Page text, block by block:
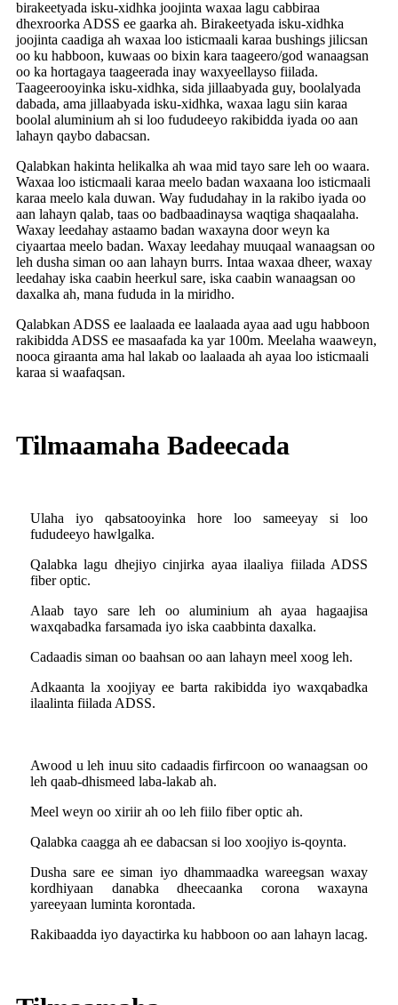
birakeetyada isku-xidhka joojinta waxaa lagu cabbiraa
dhexroorka ADSS ee gaarka ah. Birakeetyada isku-xidhka
joojinta caadiga ah waxaa loo isticmaali karaa bushings jilicsan
oo ku habboon, kuwaas oo bixin kara taageero/god wanaagsan
oo ka hortagaya taageerada inay waxyeellayso fiilada.
Taageerooyinka isku-xidhka, sida jillaabyada guy, boolalyada
dabada, ama jillaabyada isku-xidhka, waxaa lagu siin karaa
boolal aluminium ah si loo fududeeyo rakibidda iyada oo aan
lahayn qaybo dabacsan.
Qalabkan hakinta helikalka ah waa mid tayo sare leh oo waara.
Waxaa loo isticmaali karaa meelo badan waxaana loo isticmaali
karaa meelo kala duwan. Way fududahay in la rakibo iyada oo
aan lahayn qalab, taas oo badbaadinaysa waqtiga shaqaalaha.
Waxay leedahay astaamo badan waxayna door weyn ka
ciyaartaa meelo badan. Waxay leedahay muuqaal wanaagsan oo
leh dusha siman oo aan lahayn burrs. Intaa waxaa dheer, waxay
leedahay iska caabin heerkul sare, iska caabin wanaagsan oo
daxalka ah, mana fududa in la miridho.
Qalabkan ADSS ee laalaada ee laalaada ayaa aad ugu habboon
rakibidda ADSS ee masaafada ka yar 100m. Meelaha waaweyn,
nooca giraanta ama hal lakab oo laalaada ah ayaa loo isticmaali
karaa si waafaqsan.
Tilmaamaha Badeecada
Ulaha iyo qabsatooyinka hore loo sameeyay si loo
fududeeyo hawlgalka.
Qalabka lagu dhejiyo cinjirka ayaa ilaaliya fiilada ADSS
fiber optic.
Alaab tayo sare leh oo aluminium ah ayaa hagaajisa
waxqabadka farsamada iyo iska caabbinta daxalka.
Cadaadis siman oo baahsan oo aan lahayn meel xoog leh.
Adkaanta la xoojiyay ee barta rakibidda iyo waxqabadka
ilaalinta fiilada ADSS.
Awood u leh inuu sito cadaadis firfircoon oo wanaagsan oo
leh qaab-dhismeed laba-lakab ah.
Meel weyn oo xiriir ah oo leh fiilo fiber optic ah.
Qalabka caagga ah ee dabacsan si loo xoojiyo is-qoynta.
Dusha sare ee siman iyo dhammaadka wareegsan waxay
kordhiyaan danabka dheecaanka corona waxayna
yareeyaan luminta korontada.
Rakibaadda iyo dayactirka ku habboon oo aan lahayn lacag.